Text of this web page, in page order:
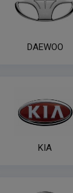
DAEWOO
KIA